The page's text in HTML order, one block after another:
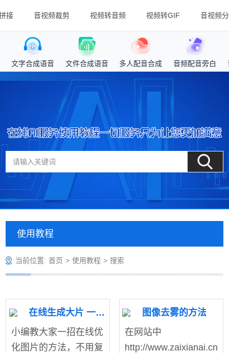
接 音视频裁剪 视频转音频 视频转GIF 音视频
文字合成语音 文件合成语音 多人配音合成 音频配音旁白
使用教程
当前位置: 首页 > 使用教程 > 搜索
在线生成大片 一键处理无需PS
小编教大家一招在线优
化图片的方法，不用复
图像去雾的方法
在网站中
http://www.zaixianai.cn/